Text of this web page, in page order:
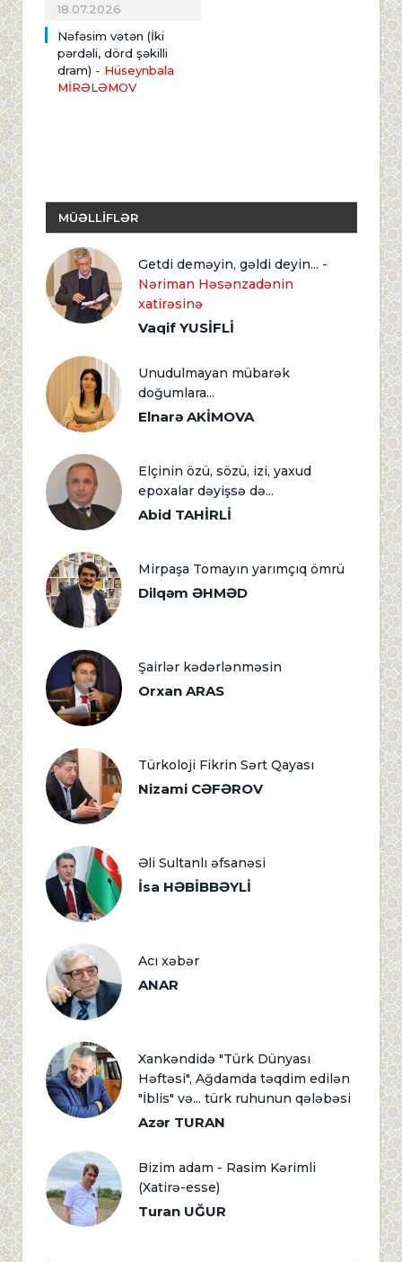
18.07.2026
Nəfəsim vətən (İki
pərdəli, dörd şəkilli
dram) - Hüseynbala
MİRƏLƏMOV
MÜƏLLİFLƏR
Getdi deməyin, gəldi deyin... -
Nəriman Həsənzadənin
xatirəsinə
Vaqif YUSİFLİ
Unudulmayan mübarək
doğumlara...
Elnarə AKİMOVA
Elçinin özü, sözü, izi, yaxud
epoxalar dəyişsə də...
Abid TAHİRLİ
Mirpaşa Tomayın yarımçıq ömrü
Dilqəm ƏHMƏD
Şairlər kədərlənməsin
Orxan ARAS
Türkoloji Fikrin Sərt Qayası
Nizami CƏFƏROV
Əli Sultanlı əfsanəsi
İsa HƏBİBBƏYLİ
Acı xəbər
ANAR
Xankəndidə "Türk Dünyası
Həftəsi", Ağdamda təqdim edilən
"İblis" və... türk ruhunun qələbəsi
Azər TURAN
Bizim adam - Rasim Kərimli
(Xatirə-esse)
Turan UĞUR